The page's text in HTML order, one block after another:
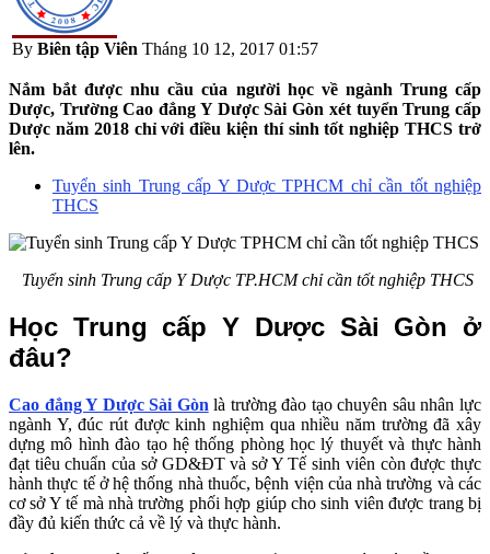
By Biên tập Viên Tháng 10 12, 2017 01:57
Nắm bắt được nhu cầu của người học về ngành Trung cấp
Dược, Trường Cao đẳng Y Dược Sài Gòn xét tuyển Trung cấp
Dược năm 2018 chỉ với điều kiện thí sinh tốt nghiệp THCS trở
lên.
Tuyển sinh Trung cấp Y Dược TPHCM chỉ cần tốt nghiệp
THCS
Tuyển sinh Trung cấp Y Dược TP.HCM chỉ cần tốt nghiệp THCS
Học Trung cấp Y Dược Sài Gòn ở
đâu?
Cao đẳng Y Dược Sài Gòn là trường đào tạo chuyên sâu nhân lực
ngành Y, đúc rút được kinh nghiệm qua nhiều năm trường đã xây
dựng mô hình đào tạo hệ thống phòng học lý thuyết và thực hành
đạt tiêu chuẩn của sở GD&ĐT và sở Y Tế sinh viên còn được thực
hành thực tế ở hệ thống nhà thuốc, bệnh viện của nhà trường và các
cơ sở Y tế mà nhà trường phối hợp giúp cho sinh viên được trang bị
đầy đủ kiến thức cả về lý và thực hành.